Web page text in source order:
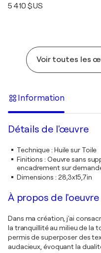
5 410 $US
Voir toutes les
Information
Détails de l'œuvre
Technique: Huile sur Toile
Finitions : Oeuvre sans
encadrement sur
Dimensions : 28,3x15,7in
À propos de l'oeuvre
Dans ma création, j'ai
la tranquillité au milieu de la
permis de superposer des
audacieux, évoquant la